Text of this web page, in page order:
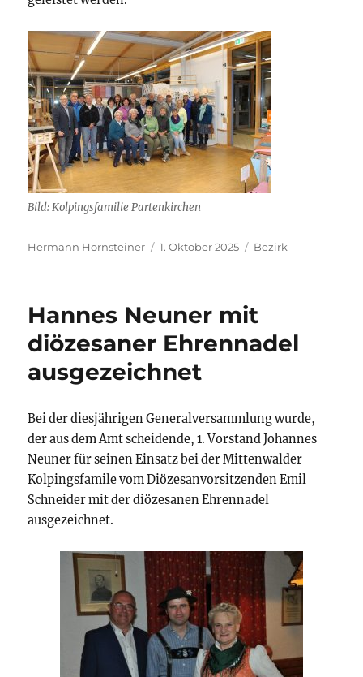
Bild: Kolpingsfamilie Partenkirchen
Autor
Hermann Hornsteiner
Veröffentlicht
1. Oktober 2025 Kategorien
Bezirk
Hannes Neuner mit
diözesaner Ehrennadel
ausgezeichnet
Bei der diesjährigen Generalversammlung wurde,
der aus dem Amt scheidende, 1. Vorstand Johannes
Neuner für seinen Einsatz bei der Mittenwalder
Kolpingsfamile vom Diözesanvorsitzenden Emil
Schneider mit der diözesanen Ehrennadel
ausgezeichnet.